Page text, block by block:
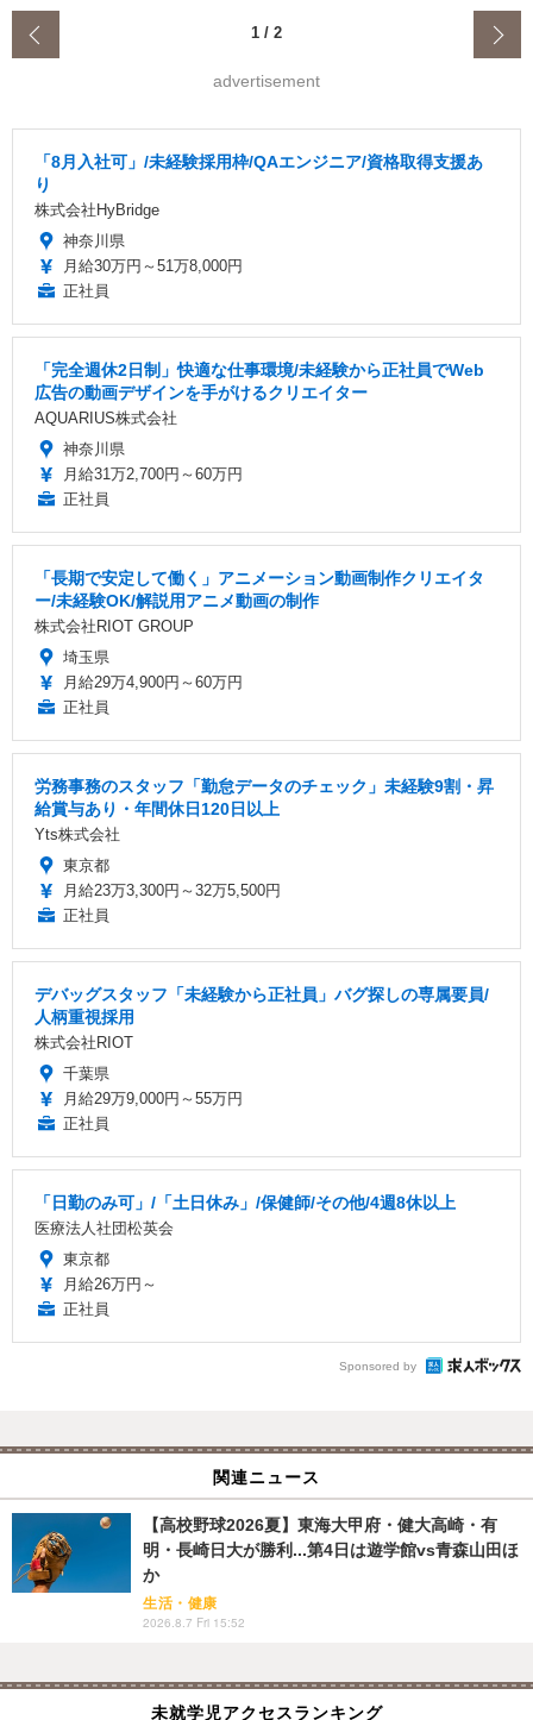
1 / 2
advertisement
「8月入社可」/未経験採用枠/QAエンジニア/資格取得支援あ
り
株式会社HyBridge
神奈川県
月給30万円～51万8,000円
正社員
「完全週休2日制」快適な仕事環境/未経験から正社員でWeb
広告の動画デザインを手がけるクリエイター
AQUARIUS株式会社
神奈川県
月給31万2,700円～60万円
正社員
「長期で安定して働く」アニメーション動画制作クリエイタ
ー/未経験OK/解説用アニメ動画の制作
株式会社RIOT GROUP
埼玉県
月給29万4,900円～60万円
正社員
労務事務のスタッフ「勤怠データのチェック」未経験9割・昇
給賞与あり・年間休日120日以上
Yts株式会社
東京都
月給23万3,300円～32万5,500円
正社員
デバッグスタッフ「未経験から正社員」バグ探しの専属要員/
人柄重視採用
株式会社RIOT
千葉県
月給29万9,000円～55万円
正社員
「日勤のみ可」/「土日休み」/保健師/その他/4週8休以上
医療法人社団松英会
東京都
月給26万円～
正社員
Sponsored by
関連ニュース
【高校野球2026夏】東海大甲府・健大高崎・有
明・長崎日大が勝利...第4日は遊学館vs青森山田ほ
か
生活・健康
2026.8.7 Fri 15:52
未就学児アクセスランキング